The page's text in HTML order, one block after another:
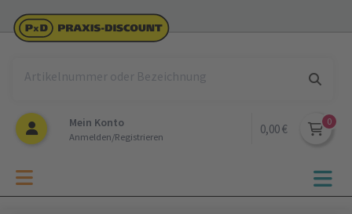
Mein Konto
Anmelden/Registrieren
0,00 €